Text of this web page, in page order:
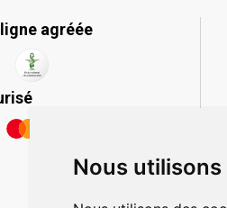
Nous
agréée